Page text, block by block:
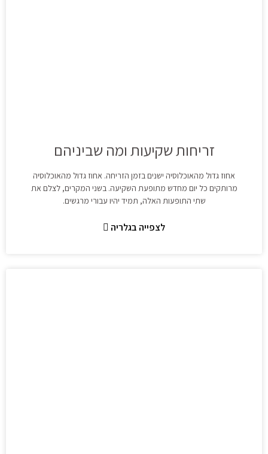
זריחות שקיעות ומה שביניהם
אחוז גדול מהאוכלוסיה ישנים בזמן הזריחה. אחוז גדול מהאוכלוסיה
מרותקים כל יום מחדש מתופעת השקיעה. בשני המקרים, לצלם את
שתי התופעות האלה, תמיד יהיו עבורי מרגשים.
לצפייה בגלריה